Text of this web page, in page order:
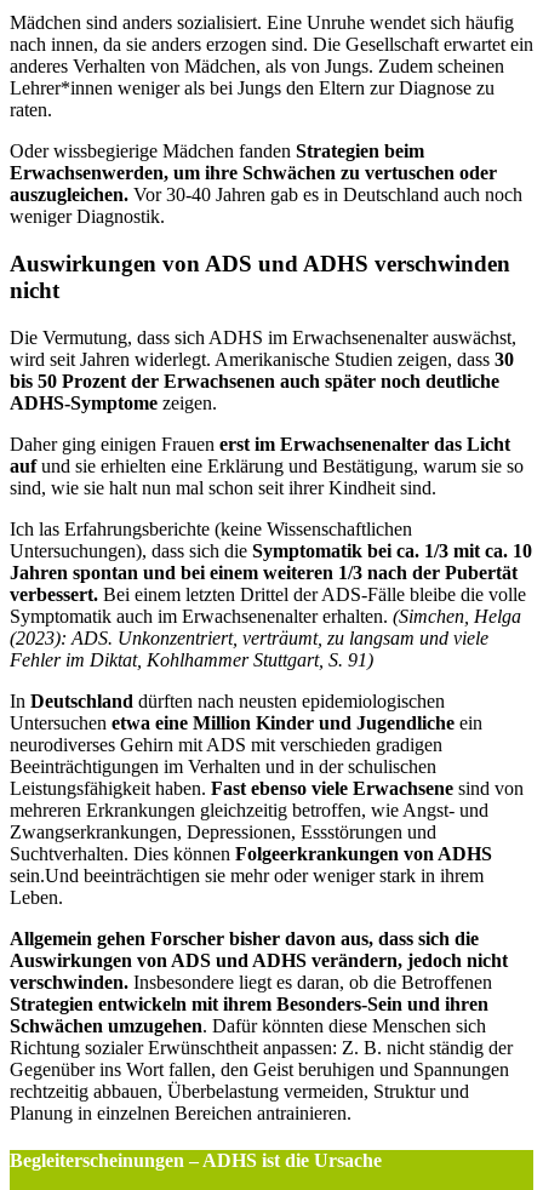
Mädchen sind anders sozialisiert. Eine Unruhe wendet sich häufig
nach innen, da sie anders erzogen sind. Die Gesellschaft erwartet ein
anderes Verhalten von Mädchen, als von Jungs. Zudem scheinen
Lehrer*innen weniger als bei Jungs den Eltern zur Diagnose zu
raten.
Oder wissbegierige Mädchen fanden Strategien beim
Erwachsenwerden, um ihre Schwächen zu vertuschen oder
auszugleichen. Vor 30-40 Jahren gab es in Deutschland auch noch
weniger Diagnostik.
Auswirkungen von ADS und ADHS verschwinden
nicht
Die Vermutung, dass sich ADHS im Erwachsenenalter auswächst,
wird seit Jahren widerlegt. Amerikanische Studien zeigen, dass 30
bis 50 Prozent der Erwachsenen auch später noch deutliche
ADHS-Symptome zeigen.
Daher ging einigen Frauen erst im Erwachsenenalter das Licht
aufund sie erhielten eine Erklärung und Bestätigung, warum sie so
sind, wie sie halt nun mal schon seit ihrer Kindheit sind.
Ich las Erfahrungsberichte (keine Wissenschaftlichen
Untersuchungen), dass sich die Symptomatik bei ca. 1/3 mit ca. 10
Jahren spontan und bei einem weiteren 1/3 nach der Pubertät
verbessert. Bei einem letzten Drittel der ADS-Fälle bleibe die volle
Symptomatik auch im Erwachsenenalter erhalten. (Simchen, Helga
(2023): ADS. Unkonzentriert, verträumt, zu langsam und viele
Fehler im Diktat, Kohlhammer Stuttgart, S. 91)
In Deutschland dürften nach neusten epidemiologischen
Untersuchen etwa eine Million Kinder und Jugendliche ein
neurodiverses Gehirn mit ADS mit verschieden gradigen
Beeinträchtigungen im Verhalten und in der schulischen
Leistungsfähigkeit haben. Fast ebenso viele Erwachsene sind von
mehreren Erkrankungen gleichzeitig betroffen, wie Angst- und
Zwangserkrankungen, Depressionen, Essstörungen und
Suchtverhalten. Dies können Folgeerkrankungen von ADHS
sein.Und beeinträchtigen sie mehr oder weniger stark in ihrem
Leben.
Allgemein gehen Forscher bisher davon aus, dass sich die
Auswirkungen von ADS und ADHS verändern, jedoch nicht
verschwinden. Insbesondere liegt es daran, ob die Betroffenen
Strategien entwickeln mit ihrem Besonders-Sein und ihren
Schwächen umzugehen. Dafür könnten diese Menschen sich
Richtung sozialer Erwünschtheit anpassen: Z. B. nicht ständig der
Gegenüber ins Wort fallen, den Geist beruhigen und Spannungen
rechtzeitig abbauen, Überbelastung vermeiden, Struktur und
Planung in einzelnen Bereichen antrainieren.
Begleiterscheinungen – ADHS ist die Ursache